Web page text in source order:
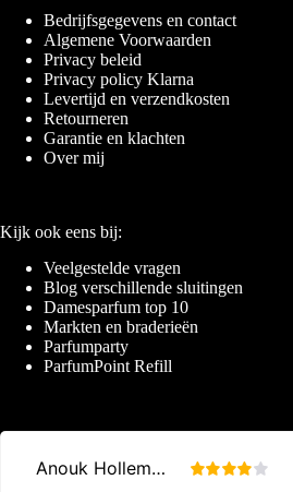
Bedrijfsgegevens en contact
Algemene Voorwaarden
Privacy beleid
Privacy policy Klarna
Levertijd en verzendkosten
Retourneren
Garantie en klachten
Over mij
Kijk ook eens bij:
Veelgestelde vragen
Blog verschillende sluitingen
Damesparfum top 10
Markten en braderieën
Parfumparty
ParfumPoint Refill